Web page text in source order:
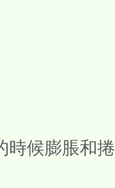
時候膨脹和捲